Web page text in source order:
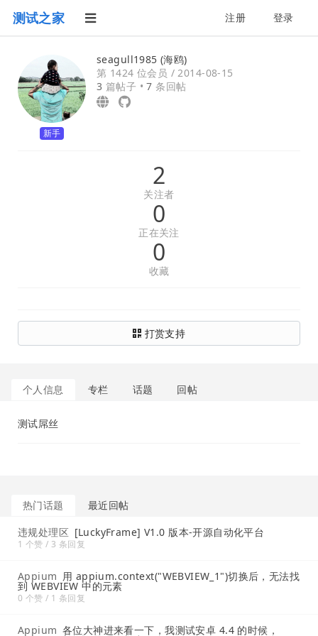
测试之家 注册 登录
新手
seagull1985 (海鸥)
第 1424 位会员 /2014-08-15
3 篇帖子 •7 条回帖
2
关注者
0
正在关注
0
收藏
打赏支持
个人信息 专栏 话题 回帖
测试屌丝
热门话题
最近回帖
违规处理区 [LuckyFrame] V1.0 版本-开源自动化平台
1 个赞 / 3 条回复
Appium 用 appium.context("WEBVIEW_1")切换后，无法找
到 WEBVIEW 中的元素
0 个赞 / 1 条回复
Appium 各位大神进来看一下，我测试安卓 4.4 的时候，